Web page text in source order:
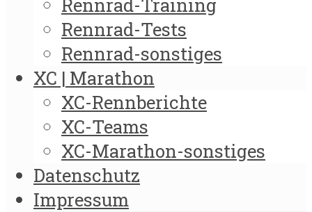
Rennrad-Tests
Rennrad-sonstiges
XC | Marathon
XC-Rennberichte
XC-Teams
XC-Marathon-sonstiges
Datenschutz
Impressum